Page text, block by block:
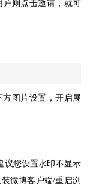
户则点击邀请，就可
图片设置，开启展
议您设置水印不显示
微博客户端/重启浏